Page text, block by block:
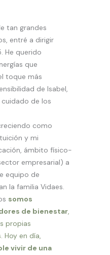
tan grandes
entré a dirigir
He querido
que
toque más
de Isabel,
de los
como
y mi
ámbito físico-
empresarial) a
equipo de
la familia Vidaes.
somos
de bienestar,
propias
Hoy en día,
vivir de una